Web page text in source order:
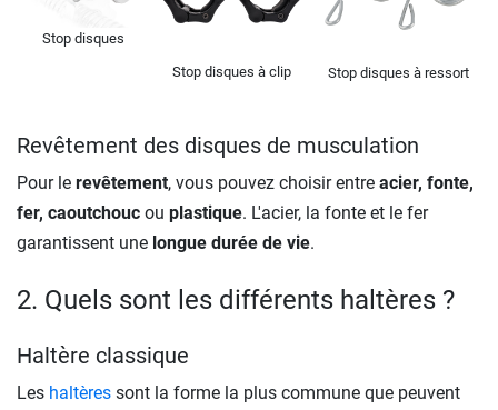
Stop disques
Stop disques à clip
Stop disques à ressort
Revêtement des disques de musculation
Pour le revêtement, vous pouvez choisir entre acier, fonte,
fer, caoutchouc ou plastique. L'acier, la fonte et le fer
garantissent une longue durée de vie.
2. Quels sont les différents haltères ?
Haltère classique
Les haltères sont la forme la plus commune que peuvent